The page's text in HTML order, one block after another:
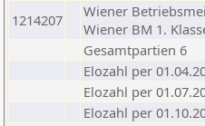
1214207
Wiener
Wiener BM 1.
Gesamtpartien 6
Elozahl per
Elozahl per
Elozahl per